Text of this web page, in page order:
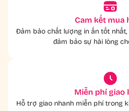
Cam kết mua
Đảm bảo chất lượng in ấn tốt nhất,
đảm bảo sự hài lòng
Miễn phí giao
Hỗ trợ giao nhanh miễn phí trong